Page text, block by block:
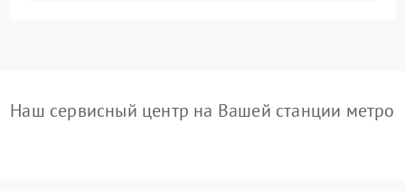
Наш сервисный центр на Вашей станции метро